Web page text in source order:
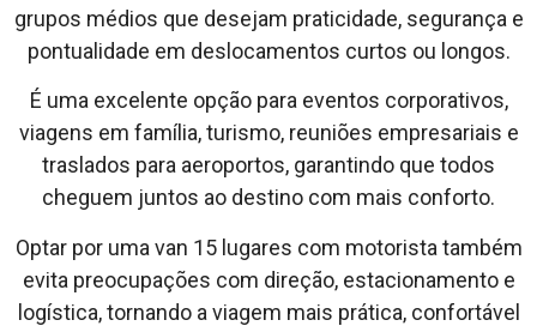
grupos médios que desejam praticidade, segurança e
pontualidade em deslocamentos curtos ou longos.
É uma excelente opção para eventos corporativos,
viagens em família, turismo, reuniões empresariais e
traslados para aeroportos, garantindo que todos
cheguem juntos ao destino com mais conforto.
Optar por uma van 15 lugares com motorista também
evita preocupações com direção, estacionamento e
logística, tornando a viagem mais prática, confortável